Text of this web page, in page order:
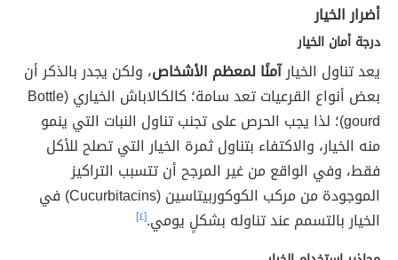
أضرار الخيار
درجة أمان الخيار
يعد تناول الخيارآمنًا لمعظم الأشخاص، ولكن يجدر بالذكر أن
بعض أنواع القرعيات تعد سامة؛ كالكالاباش الخياري (Bottle
gourd)؛ لذا يجب الحرص على تجنب تناول النبات التي ينمو
منه الخيار، والاكتفاء بتناول ثمرة الخيار التي تصلح للأكل
فقط، وفي الواقع من غير المرجح أن تتسبب التراكيز
الموجودة من مركب الكوكوربيتاسين (Cucurbitacins) في
الخيار بالتسمم عند تناوله بشكلٍ يومي.[٤]